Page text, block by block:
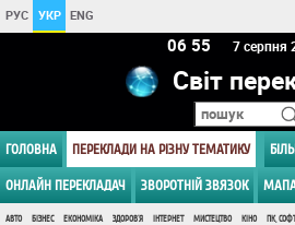
РУС УКР ENG
06:55 7 серпня
Світ
ГОЛОВНА ПЕРЕКЛАДИ НА РІЗНУ ТЕМАТИКУ
ОНЛАЙН ПЕРЕКЛАДАЧ ЗВОРОТНІЙ ЗВЯЗОК
АВТО БІЗНЕС ЕКОНОМІКА ЗДОРОВ'Я ІНТЕРНЕТ МИСТЕЦТВО КІНО ПК, СОФТ